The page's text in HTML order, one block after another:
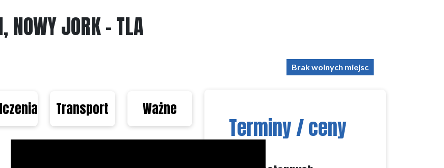
NOWY JORK - TLA
Brak wolnych miejsc
Transport Ważne
Terminy / ceny